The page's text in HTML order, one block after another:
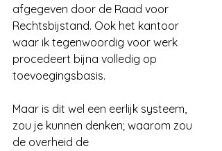
afgegeven door de Raad voor
Rechtsbijstand. Ook het kantoor
waar ik tegenwoordig voor werk
procedeert bijna volledig op
toevoegingsbasis.
Maar is dit wel een eerlijk systeem,
zou je kunnen denken; waarom zou
de overheid de